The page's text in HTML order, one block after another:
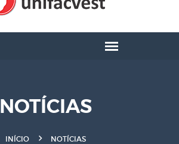
NOTÍCIAS
INÍCIO NOTÍCIAS